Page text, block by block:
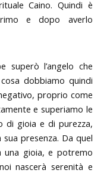
Caino. Quindi è
e dopo averlo
superò l’angelo che
dobbiamo quindi
proprio come
e superiamo le
di gioia e di purezza,
presenza. Da quel
una gioia, e potremo
nascerà serenità e